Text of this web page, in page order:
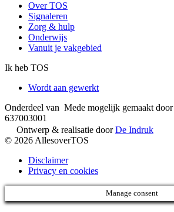
Over TOS
Signaleren
Zorg & hulp
Onderwijs
Vanuit je vakgebied
Ik heb TOS
Wordt aan gewerkt
Onderdeel van Mede mogelijk gemaakt door
637003001
Ontwerp & realisatie doorDe Indruk
© 2026 AllesoverTOS
Disclaimer
Privacy en cookies
Manage consent